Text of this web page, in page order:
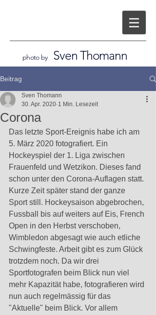
photo by Sven Thomann
Beitrag
Corona
Sven Thomann
30. Apr. 2020 1 Min. Lesezeit
Das letzte Sport-Ereignis habe ich am
5. März 2020 fotografiert. Ein
Hockeyspiel der 1. Liga zwischen
Frauenfeld und Wetzikon. Dieses fand
schon unter den Corona-Auflagen statt.
Kurze Zeit später stand der ganze
Sport still. Hockeysaison abgebrochen,
Fussball bis auf weiters auf Eis, French
Open in den Herbst verschoben,
Wimbledon abgesagt wie auch etliche
Schwingfeste. Arbeit gibt es zum Glück
trotzdem noch. Da wir drei
Sportfotografen beim Blick nun viel
mehr Kapazität habe, fotografieren wird
nun auch regelmässig für das
"Aktuelle" beim Blick. Vor allem